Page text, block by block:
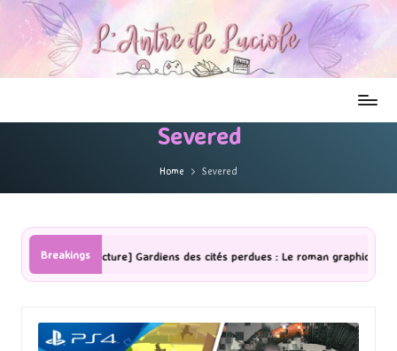
Severed
Home Severed
Breakings
[Lecture] Gardiens des cités perdues : Le roman graphique Tome 1 Partie